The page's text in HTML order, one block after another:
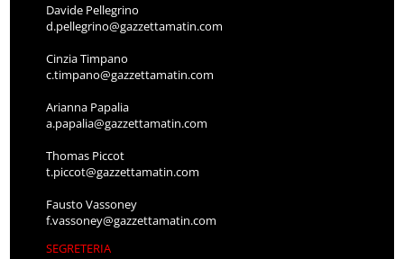
Davide Pellegrino
d.pellegrino@gazzettamatin.com
Cinzia Timpano
c.timpano@gazzettamatin.com
Arianna Papalia
a.papalia@gazzettamatin.com
Thomas Piccot
t.piccot@gazzettamatin.com
Fausto Vassoney
f.vassoney@gazzettamatin.com
SEGRETERIA